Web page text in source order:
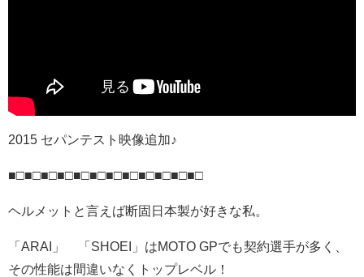
2015 セパンテスト映像追加♪
■□■□■□■□■□■□■□■□■□■□■□■□
ヘルメットと言えば断固日本製が好きな私。
「ARAI」 「SHOEI」はMOTO GPでも契約選手が多く、
その性能は間違いなくトップレベル！